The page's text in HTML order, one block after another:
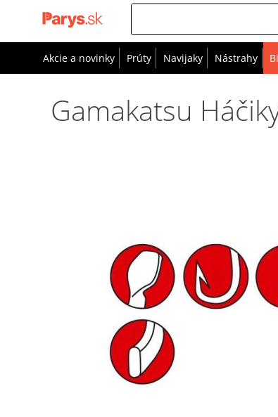
Akcie a novinky Prúty Navijaky Nástrahy
Gamakatsu